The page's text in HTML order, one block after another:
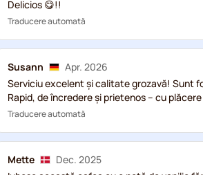
Delicios 😋!!
Traducere automată
Susann
Apr. 2026
Serviciu excelent și calitate grozavă! Sunt
Rapid, de încredere și prietenos – cu
Traducere automată
Mette
Dec. 2025